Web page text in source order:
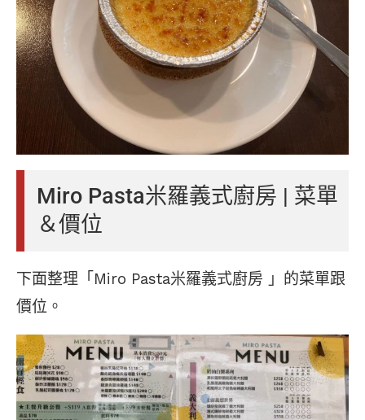
Miro Pasta米羅義式廚房 | 菜單
＆價位
下面整理「Miro Pasta米羅義式廚房 」的菜單跟
價位。